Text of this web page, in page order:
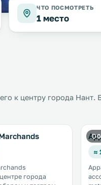
ЧТО ПОСМОТРЕТЬ
1 место
к центру города Нант.
города
≈